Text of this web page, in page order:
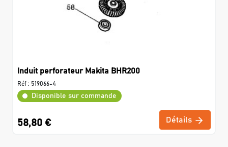
Induit perforateur Makita BHR200
Réf : 519066-4
Disponible sur commande
58,80 € Détails